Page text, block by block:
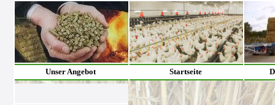
Unser Angebot Startseite